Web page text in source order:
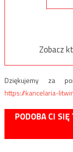
Zobacz
Dziękujemy za
https://kancelaria-
PODOBA CI